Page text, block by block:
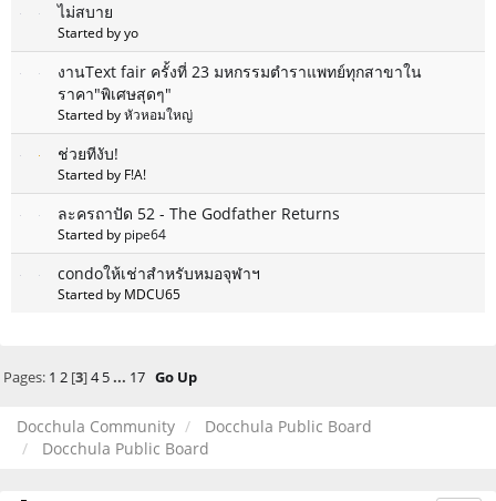
ไม่สบาย
Started by yo
งานText fair ครั้งที่ 23 มหกรรมตำราแพทย์ทุกสาขาใน
ราคา"พิเศษสุดๆ"
Started byหัวหอมใหญ่
ช่วยทีงับ!
Started by F!A!
ละครถาปัด 52 - The Godfather Returns
Started by pipe64
condoให้เช่าสำหรับหมอจุฬาฯ
Started by MDCU65
Pages: 1 2[3]4 5 ... 17 Go Up
Docchula Community
Docchula Public Board
Docchula Public Board